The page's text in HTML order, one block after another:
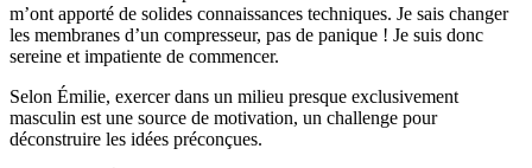
m’ont apporté de solides connaissances techniques. Je sais changer
les membranes d’un compresseur, pas de panique ! Je suis donc
sereine et impatiente de commencer.
Selon Émilie, exercer dans un milieu presque exclusivement
masculin est une source de motivation, un challenge pour
déconstruire les idées préconçues.